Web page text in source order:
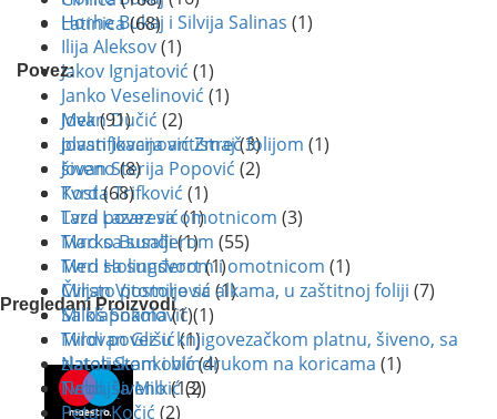
Horhe Bukaj i Silvija Salinas (1)
Ilija Aleksov(1)
Jakov Ignjatović (1)
Janko Veselinović (1)
Jovan Dučić (2)
Jovan Jovanović Zmaj(3)
Jovan Sterija Popović (2)
Kosta Trifković (1)
Laza Lazarević (1)
Marko Busalji(1)
Meri Holingsvort(1)
Miljan Vitomirović (1)
Miloš Sokolović(1)
Milovan Glišić (1)
Natali Stanković(4)
Nebojša Milkić(2)
Petar Kočić (2)
Latinica(68)
Povez:
Mek(91)
plastifikacija antistreč folijom (1)
šiveno(8)
Tvrd(68)
Tvrd povez sa omotnicom (3)
Tvrd sa sunđerom (55)
Tvrd sa sunđerom i omotnicom (1)
Čvrsto postolje sa alkama, u zaštitnoj foliji (7)
Sa klapnama(1)
Tvrdi povez u knjigovezačkom platnu, šiveno, sa
zlatotiskom i blindrukom na koricama (1)
Tvrdi, šiveno(13)
Pregledani Proizvodi